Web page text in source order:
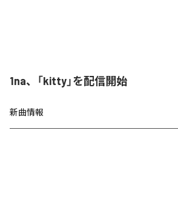
1na、「kitty」を配信開始
新曲情報